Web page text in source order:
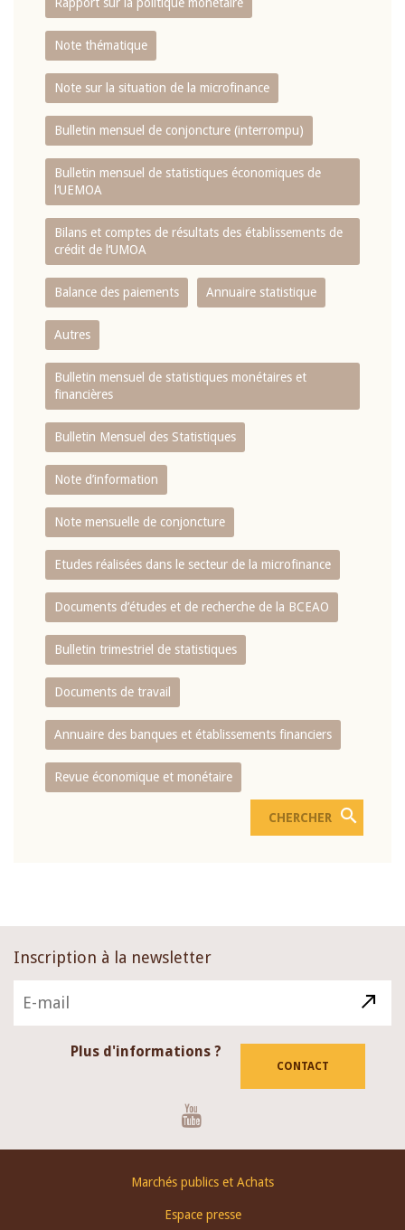
Note thématique
Note sur la situation de la microfinance
Bulletin mensuel de conjoncture (interrompu)
Bulletin mensuel de statistiques économiques de
l‘UEMOA
Bilans et comptes de résultats des établissements de
crédit de l‘UMOA
Balance des paiements Annuaire statistique
Autres
Bulletin mensuel de statistiques monétaires et
financières
Bulletin Mensuel des Statistiques
Note d’information
Note mensuelle de conjoncture
Etudes réalisées dans le secteur de la microfinance
Documents d’études et de recherche de la BCEAO
Bulletin trimestriel de statistiques
Documents de travail
Annuaire des banques et établissements financiers
Revue économique et monétaire
Inscription à la newsletter
Plus d'informations ?
CONTACT
Marchés publics et Achats
Espace presse